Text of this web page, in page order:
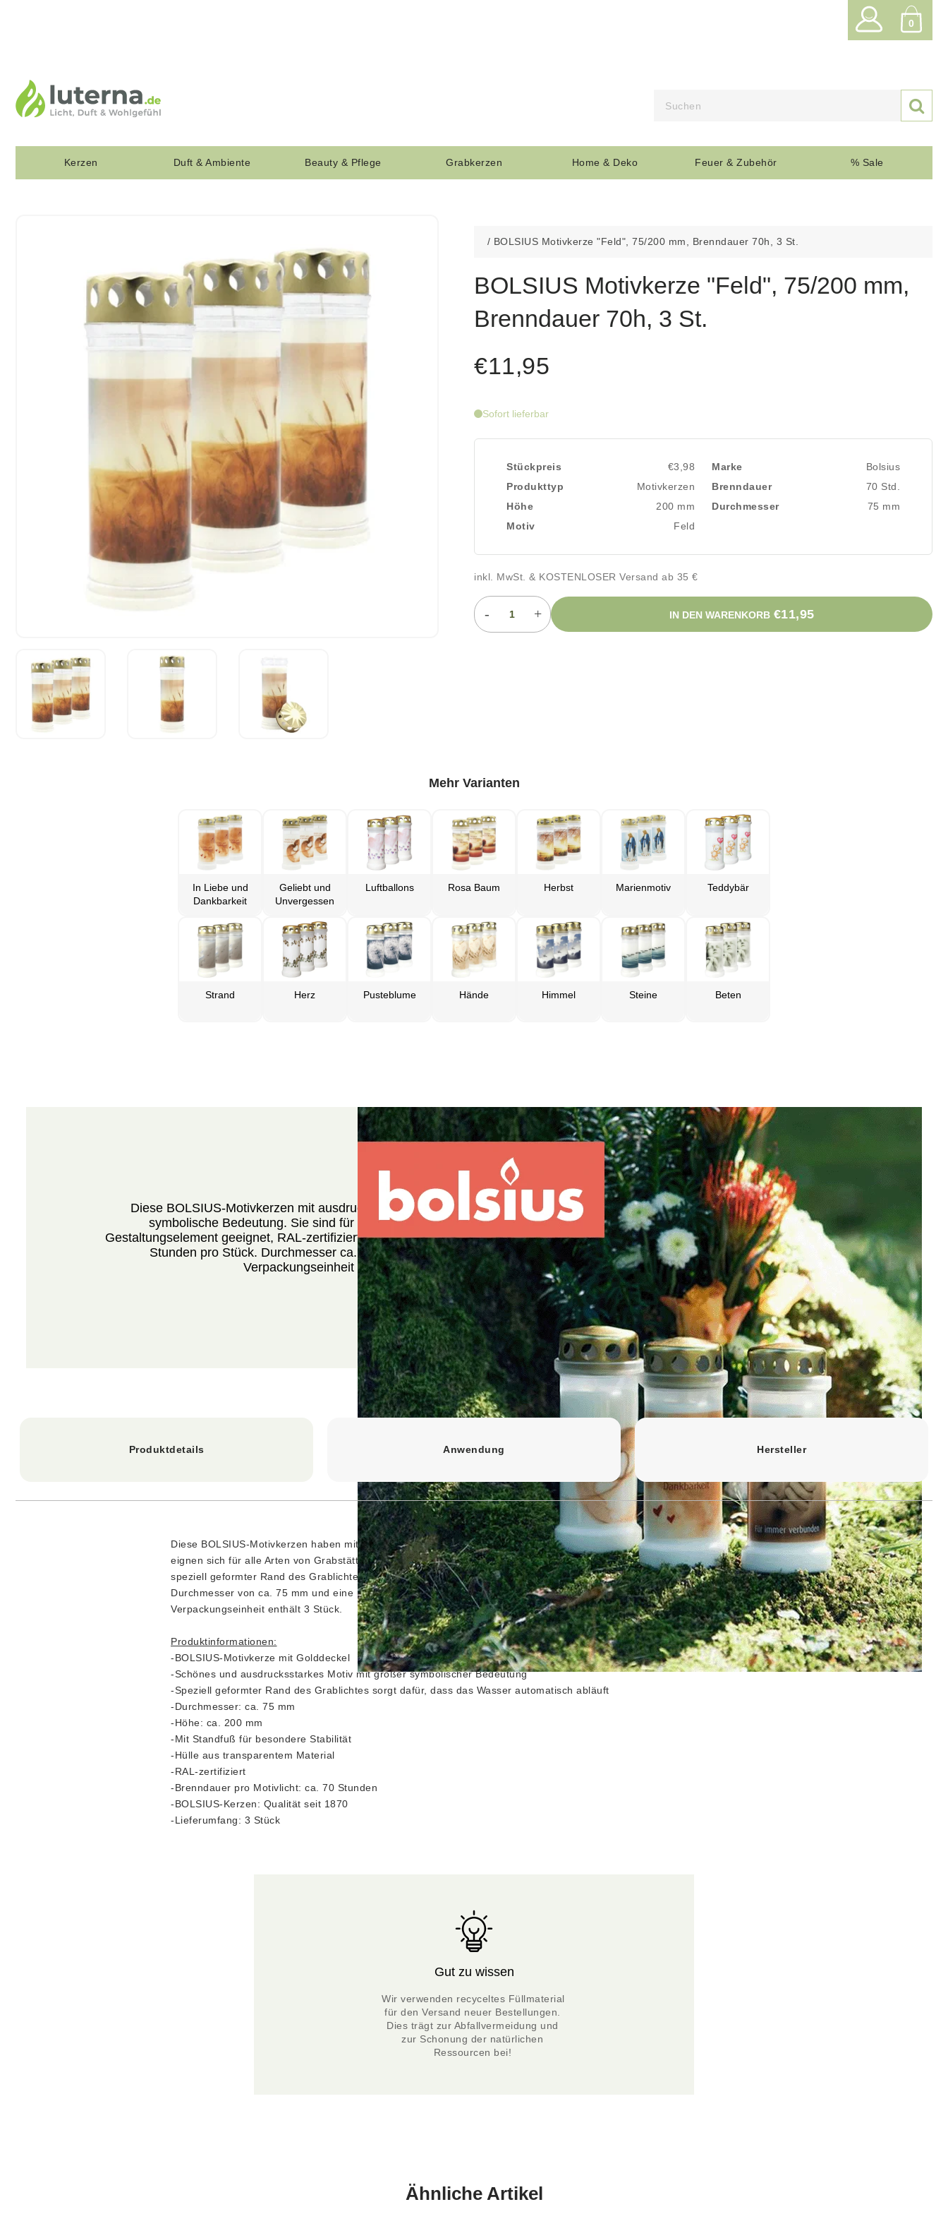

0
Kerzen Duft & Ambiente Beauty & Pflege Grabkerzen Home & Deko Feuer & Zubehör % Sale
/ BOLSIUS Motivkerze "Feld", 75/200 mm, Brenndauer 70h, 3 St.
BOLSIUS Motivkerze "Feld", 75/200 mm,
Brenndauer 70h, 3 St.
€11,95
Sofort lieferbar
Stückpreis €3,98 Marke
Bolsius
Produkttyp
Motivkerzen Brenndauer
70 Std.
Höhe
200 mm Durchmesser
75 mm
Motiv
Feld
inkl. MwSt. & KOSTENLOSER Versand ab 35 €
- + IN DEN WARENKORB €11,95
Mehr Varianten
In Liebe und
Dankbarkeit
Geliebt und
Unvergessen
Luftballons Rosa Baum Herbst Marienmotiv Teddybär
Strand Herz Pusteblume Hände Himmel Steine Beten
Diese BOLSIUS-Motivkerzen mit ausdrucksstarkem Motiv haben eine große
symbolische Bedeutung. Sie sind für alle Grabstätten als zusätzliches
Gestaltungselement geeignet, RAL-zertifiziert und haben eine Brenndauer von ca. 70
Stunden pro Stück. Durchmesser ca. 75 mm, Höhe ca. 200 mm. Eine
Verpackungseinheit enthält 3 Stück.
Produktdetails Anwendung Hersteller
Diese BOLSIUS-Motivkerzen haben mit ihrem schönen und ausdrucksstarken Motiv eine große symbolische Bedeutung und
eignen sich für alle Arten von Grabstätten als zusätzliches Gestaltungselement. Sie entsprechen den RAL-Empfehlungen. Ein
speziell geformter Rand des Grablichtes sorgt dafür, dass das Wasser automatisch abläuft. Diese Motivkerzen haben einen
Durchmesser von ca. 75 mm und eine Höhe von ca. 200 mm. Die Brenndauer pro Motivlicht beträgt ca. 70 Stunden. Eine
Verpackungseinheit enthält 3 Stück.
Produktinformationen:
-BOLSIUS-Motivkerze mit Golddeckel
-Schönes und ausdrucksstarkes Motiv mit großer symbolischer Bedeutung
-Speziell geformter Rand des Grablichtes sorgt dafür, dass das Wasser automatisch abläuft
-Durchmesser: ca. 75 mm
-Höhe: ca. 200 mm
-Mit Standfuß für besondere Stabilität
-Hülle aus transparentem Material
-RAL-zertifiziert
-Brenndauer pro Motivlicht: ca. 70 Stunden
-BOLSIUS-Kerzen: Qualität seit 1870
-Lieferumfang: 3 Stück
Gut zu wissen
Wir verwenden recyceltes Füllmaterial
für den Versand neuer Bestellungen.
Dies trägt zur Abfallvermeidung und
zur Schonung der natürlichen
Ressourcen bei!
Ähnliche Artikel